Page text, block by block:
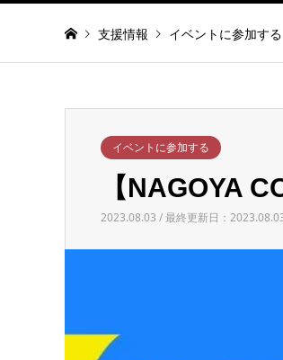
支援情報 イベントに参加する
イベントに参加する
【NAGOYA
2023.08.03 / 最終更新日：